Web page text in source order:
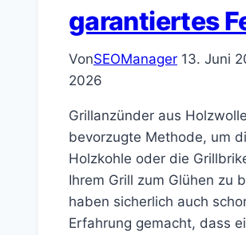
garantiertes
VonSEOManager 13. Juni
2026
Grillanzünder aus
bevorzugte Methode, um
Holzkohle oder die
Ihrem Grill zum Glühen zu
haben sicherlich auch
Erfahrung gemacht, dass